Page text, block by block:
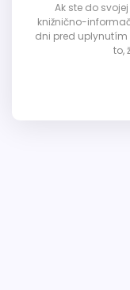
Ak ste do
knižnično-
dni pred
to,